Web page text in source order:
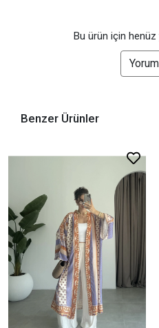
Bu ürün için henüz
Benzer Ürünler